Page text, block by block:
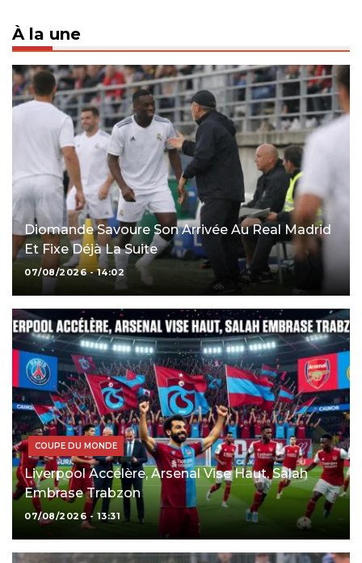
À la une
Diomande Savoure Son Arrivée Au Real Madrid
Et Fixe Déjà La Suite
07/08/2026 - 14:02
COUPE DU MONDE
Liverpool Accélère, Arsenal Vise Haut, Salah
Embrase Trabzon
07/08/2026 - 13:31